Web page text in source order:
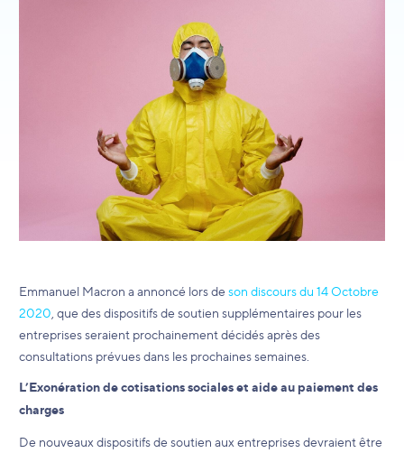
Emmanuel Macron a annoncé lors de son discours du 14 Octobre
2020 , que des dispositifs de soutien supplémentaires pour les
entreprises seraient prochainement décidés après des
consultations prévues dans les prochaines semaines.
L’Exonération de cotisations sociales et aide au paiement des
charges
De nouveaux dispositifs de soutien aux entreprises devraient être